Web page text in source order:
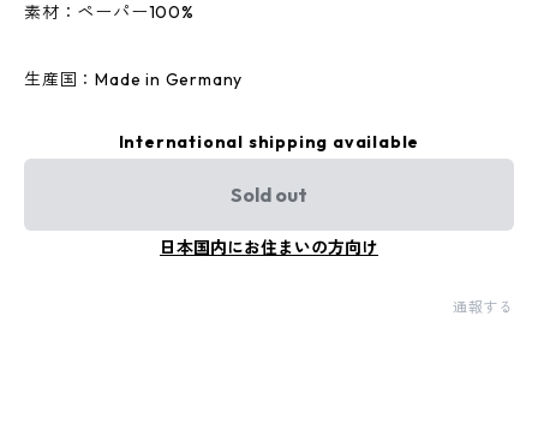
素材：ペーパー100%
生産国：Made in Germany
International shipping available
Sold out
日本国内にお住まいの方向け
通報する